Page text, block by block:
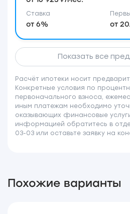
Ставка
от 6% от
Показать все
Расчёт ипотеки носит
Конкретные условия по
первоначального взноса,
иным платежам необходимо
оказывающих финансовые
информацией обратитесь в
03-03 или оставьте заявку на
Похожие варианты